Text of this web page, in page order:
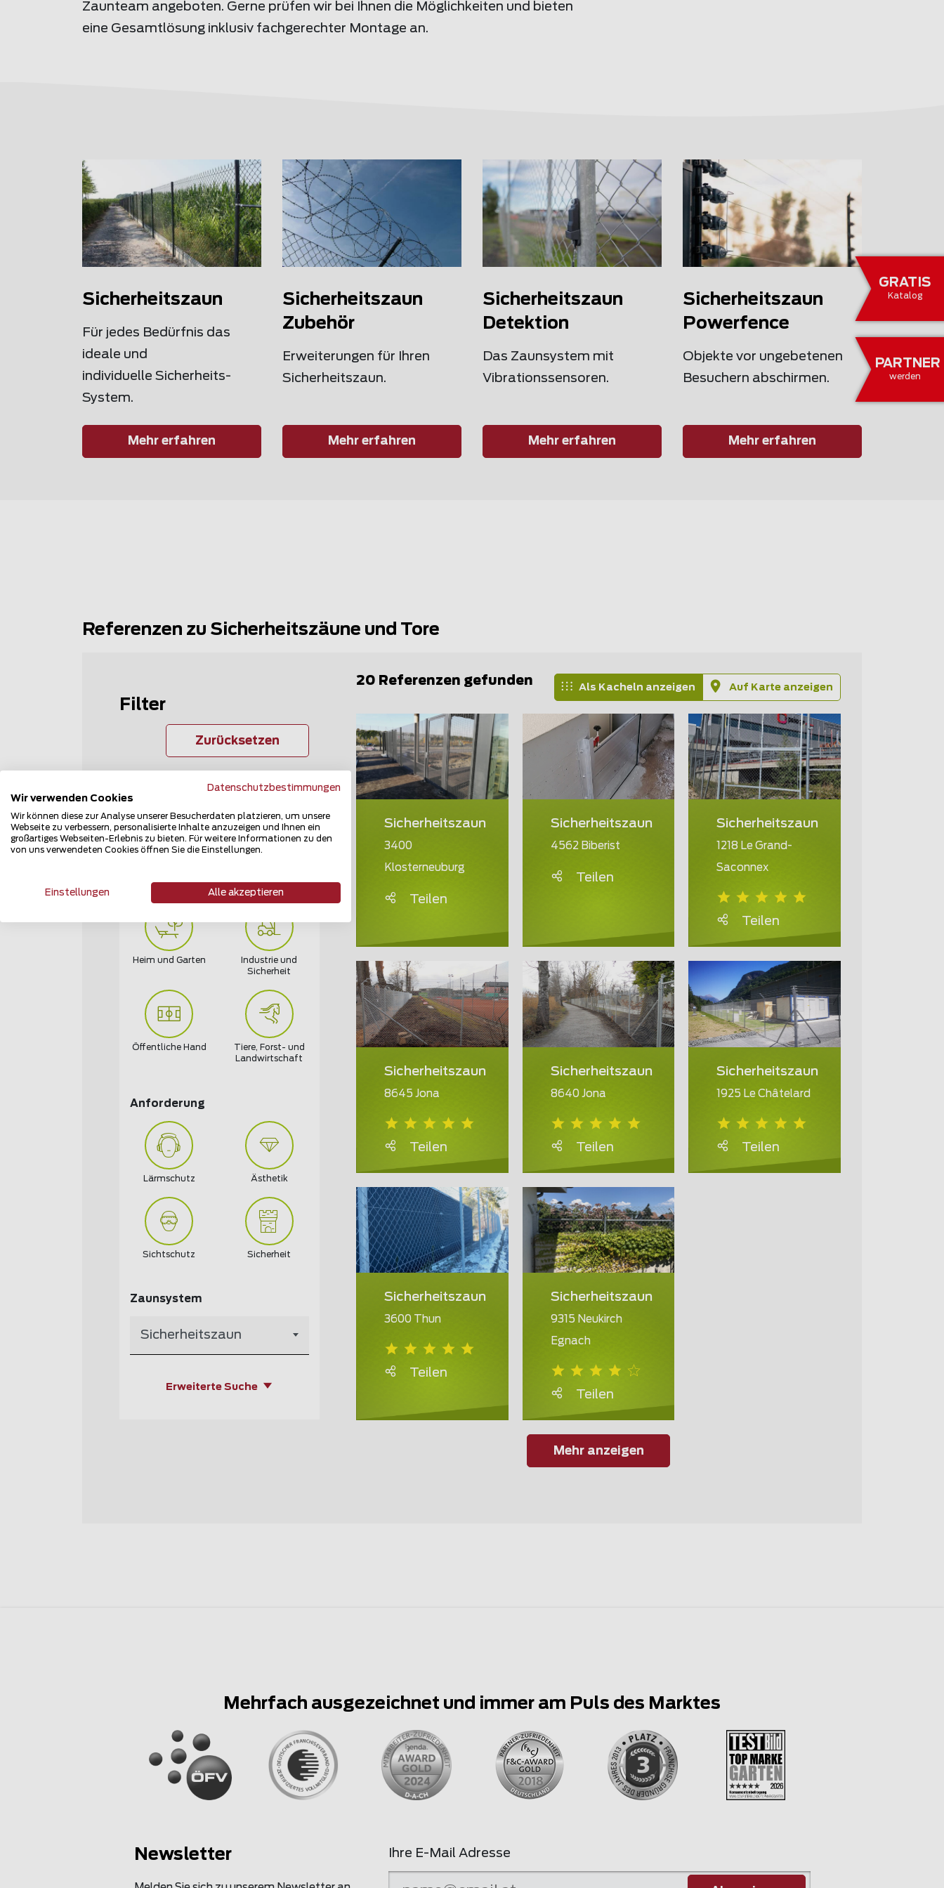
GRATIS
Katalog
PARTNER
werden
Zaunteam angeboten. Gerne prüfen wir bei Ihnen die Möglichkeiten und bieten
eine Gesamtlösung inklusiv fachgerechter Montage an.
Sicherheitszaun
Für jedes Bedürfnis das
ideale und
individuelle Sicherheits-
System.
Mehr erfahren
Sicherheitszaun
Zubehör
Erweiterungen für Ihren
Sicherheitszaun.
Mehr erfahren
Sicherheitszaun
Detektion
Das Zaunsystem mit
Vibrationssensoren.
Mehr erfahren
Sicherheitszaun
Powerfence
Objekte vor ungebetenen
Besuchern abschirmen.
Mehr erfahren
Referenzen zu Sicherheitszäune und Tore
Filter
Zurücksetzen
PLZ in Österreich
Bereich
Heim und Garten
Industrie und
Sicherheit
Öffentliche Hand
Tiere, Forst- und
Landwirtschaft
Anforderung
Lärmschutz Ästhetik
Sichtschutz Sicherheit
Zaunsystem
Sicherheitszaun
Erweiterte Suche
20 Referenzen gefunden Als Kacheln anzeigen Auf Karte anzeigen
Sicherheitszaun
3400
Klosterneuburg
Teilen
Sicherheitszaun
4562 Biberist
Teilen
Sicherheitszaun
1218 Le Grand-
Saconnex
Teilen
Sicherheitszaun
8645 Jona
Teilen
Sicherheitszaun
8640 Jona
Teilen
Sicherheitszaun
1925 Le Châtelard
Teilen
Sicherheitszaun
3600 Thun
Teilen
Sicherheitszaun
9315 Neukirch
Egnach
Teilen
Mehr anzeigen
Mehrfach ausgezeichnet und immer am Puls des Marktes
Newsletter Ihre E-Mail Adresse
Datenschutzbestimmungen
Wir verwenden Cookies
Wir können diese zur Analyse unserer Besucherdaten platzieren, um unsere
Webseite zu verbessern, personalisierte Inhalte anzuzeigen und Ihnen ein
großartiges Webseiten-Erlebnis zu bieten. Für weitere Informationen zu den
von uns verwendeten Cookies öffnen Sie die Einstellungen.
Einstellungen Alle akzeptieren